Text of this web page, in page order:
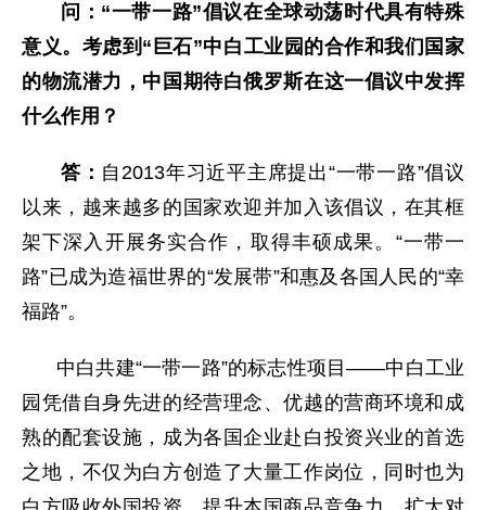
问：“一带一路”倡议在全球动荡时代具有特殊
意义。考虑到“巨石”中白工业园的合作和我们国家
的物流潜力，中国期待白俄罗斯在这一倡议中发挥
什么作用？
答： 自2013年习近平主席提出“一带一路”倡议
以来，越来越多的国家欢迎并加入该倡议，在其框
架下深入开展务实合作，取得丰硕成果。“一带一
路”已成为造福世界的“发展带”和惠及各国人民的“幸
福路”。
中白共建“一带一路”的标志性项目——中白工业
园凭借自身先进的经营理念、优越的营商环境和成
熟的配套设施，成为各国企业赴白投资兴业的首选
之地，不仅为白方创造了大量工作岗位，同时也为